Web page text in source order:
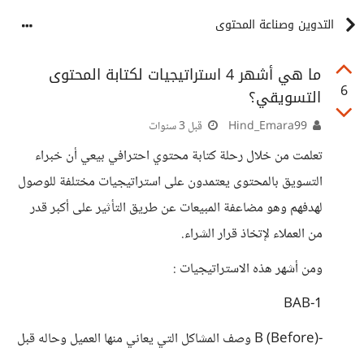
التدوين وصناعة المحتوى
6
ما هي أشهر 4 استراتيجيات لكتابة المحتوى
التسويقي؟
قبل 3 سنوات
تعلمت من خلال رحلة كتابة محتوي احترافي بيعي أن خبراء
التسويق بالمحتوى يعتمدون على استراتيجيات مختلفة للوصول
لهدفهم وهو مضاعفة المبيعات عن طريق التأثير على أكبر قدر
من العملاء لإتخاذ قرار الشراء.
ومن أشهر هذه الاستراتيجيات :
1-BAB
-B (Before) وصف المشاكل التي يعاني منها العميل وحاله قبل